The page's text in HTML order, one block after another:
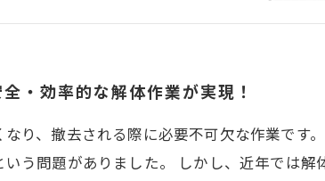
減につながる
岐阜市・各務原市・可児市・多治見氏・土
・効率的な解体作業が実現！
り、撤去される際に必要不可欠な作業で
う問題がありました。 しかし、近年では